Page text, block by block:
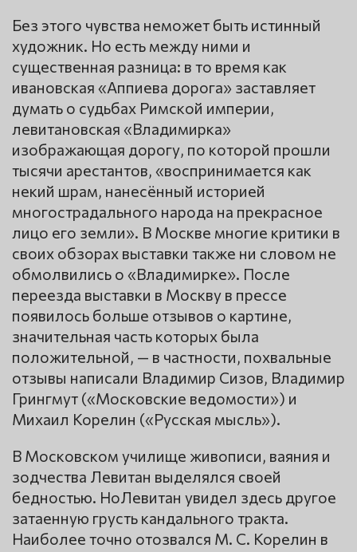
Без этого чувства неможет быть истинный
художник. Но есть между ними и
существенная разница: в то время как
ивановская «Аппиева дорога» заставляет
думать о судьбах Римской империи,
левитановская «Владимирка»
изображающая дорогу, по которой прошли
тысячи арестантов, «воспринимается как
некий шрам, нанесённый историей
многострадального народа на прекрасное
лицо его земли». В Москве многие критики в
своих обзорах выставки также ни словом не
обмолвились о «Владимирке». После
переезда выставки в Москву в прессе
появилось больше отзывов о картине,
значительная часть которых была
положительной, — в частности, похвальные
отзывы написали Владимир Сизов, Владимир
Грингмут («Московские ведомости») и
Михаил Корелин («Русская мысль»).
В Московском училище живописи, ваяния и
зодчества Левитан выделялся своей
бедностью. НоЛевитан увидел здесь другое
затаенную грусть кандального тракта.
Наиболее точно отозвался М. С. Корелин в